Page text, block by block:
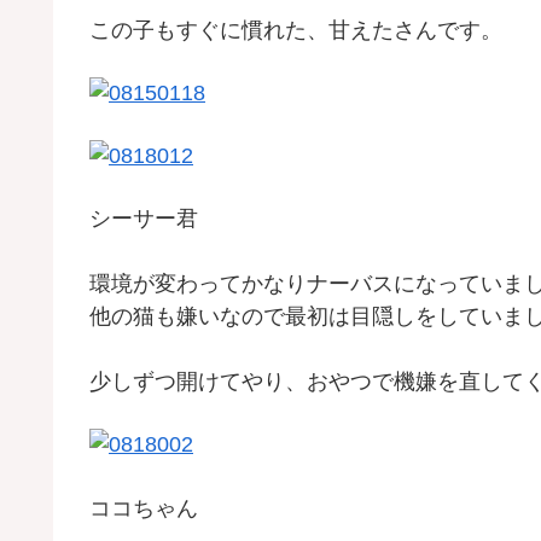
この子もすぐに慣れた、甘えたさんです。
シーサー君
環境が変わってかなりナーバスになっていまし
他の猫も嫌いなので最初は目隠しをしていまし
少しずつ開けてやり、おやつで機嫌を直して
ココちゃん